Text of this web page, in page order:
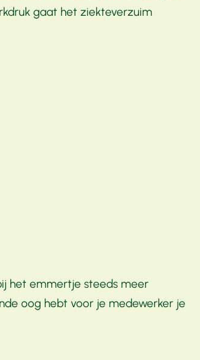
gaat het ziekteverzuim
het emmertje steeds meer
oog hebt voor je medewerker je